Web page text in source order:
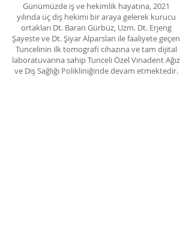
Günümüzde iş ve hekimlik hayatına, 2021
yılında üç diş hekimi bir araya gelerek kurucu
ortakları Dt. Baran Gürbüz, Uzm. Dt. Erjeng
Şayeste ve Dt. Şiyar Alparslan ile faaliyete geçen
Tuncelinin ilk tomografi cihazına ve tam dijital
laboratuvarına sahip Tunceli Özel Vinadent Ağız
ve Diş Sağlığı Polikliniğinde devam etmektedir.